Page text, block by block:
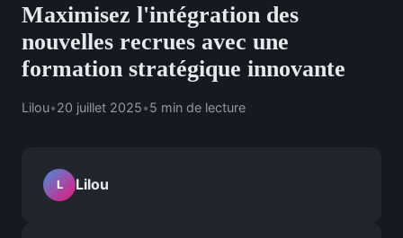
Maximisez l'intégration des
nouvelles recrues avec une
formation stratégique innovante
Lilou•20 juillet 2025•5 min de lecture
L Lilou